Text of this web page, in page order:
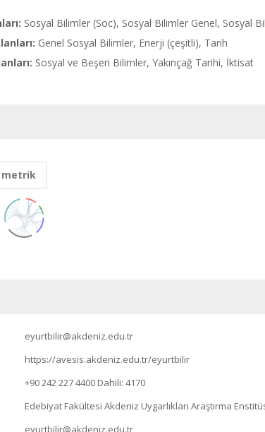
Sosyal Bilimler (Soc), Sosyal Bilimler Genel, Sosyal
Genel Sosyal Bilimler, Enerji (çeşitli), Tarih
Sosyal ve Beşeri Bilimler, Yakınçağ Tarihi, İktisat
metrik
eyurtbilir@akdeniz.edu.tr
https://avesis.akdeniz.edu.tr/eyurtbilir
+90 242 227 4400 Dahili: 4170
Edebiyat Fakültesi Akdeniz Uygarlıkları Araştırma
eyurtbilir@akdeniz.edu.tr